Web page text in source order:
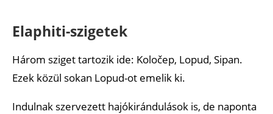
Elaphiti-szigetek
Három sziget tartozik ide: Koločep, Lopud, Sipan.
Ezek közül sokan Lopud-ot emelik ki.
Indulnak szervezett hajókirándulások is, de naponta